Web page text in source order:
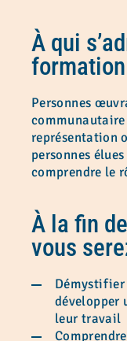
À qui
formation
Personnes
communautaire
représentation
personnes
comprendre le
À la fin
vous
Démystifier
développer
leur travail